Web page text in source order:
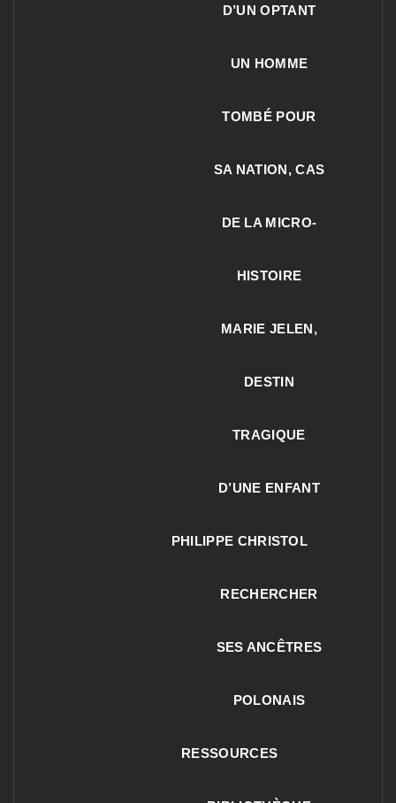
D’UN OPTANT
UN HOMME
TOMBÉ POUR
SA NATION, CAS
DE LA MICRO-
HISTOIRE
MARIE JELEN,
DESTIN
TRAGIQUE
D’UNE ENFANT
PHILIPPE CHRISTOL
RECHERCHER
SES ANCÊTRES
POLONAIS
RESSOURCES